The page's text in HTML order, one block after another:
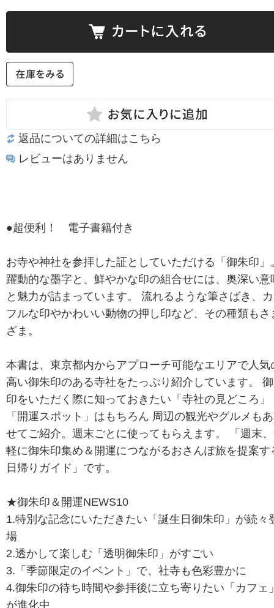
返品についての詳細はこちら
レビューはありません
●超便利！ 電子書籍付き
お寺や神社を参拝した証としていただける「御朱印」
躍動的な墨字と、鮮やかな印の組合せには、奥深い意
と魅力が詰まっています。 流れるような筆さばき、
フルな印やかわいい動物の押し印など、その種類もさ
ざま。
本書は、東京都内からアプローチ可能なエリアで人気
高い御朱印のある寺社をたっぷり紹介しています。
印をいただく際に知っておきたい「寺社の見どころ」
「開運スポット」はもちろん 周辺の観光やグルメも
せてご紹介。週末ごとに使ってもらえます。 「週末
軽に御朱印集め＆開運につながるおさんぽ旅を提案す
日帰りガイド」です。
★御朱印＆開運NEWS10
1.特別な記念にいただきたい「誕生日御朱印」が続々
場
2.透かして楽しむ「透明御朱印」がすごい
3.「季節限定のイベント」で、社寺も色彩豊かに
4.御朱印の待ち時間や参拝後に立ち寄りたい「カフェ
が進化中